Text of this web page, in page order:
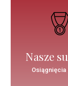
Nasze
Osiągnięcia